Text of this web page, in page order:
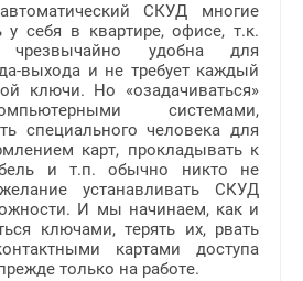
СКУД многие
себя в квартире, офисе, т.к.
чрезвычайно удобна для
выхода и не требует каждый
ключи. Но «озадачиваться»
системами,
специального человека для
карт, прокладывать к
и т.п. обычно никто не
устанавливать СКУД
И мы начинаем, как и
ключами, терять их, рвать
картами доступа
только на работе.